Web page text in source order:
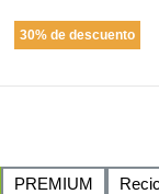
30% de descuento
PREMIUM